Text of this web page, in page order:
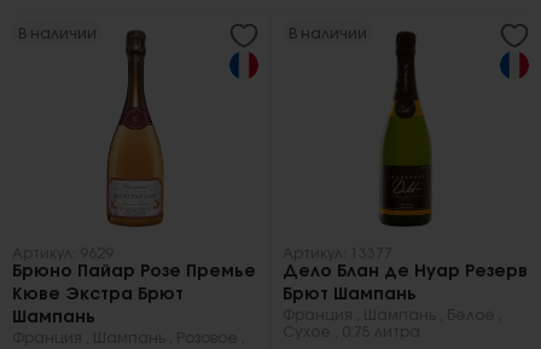
В наличии
Брюно Пайар Розе Премье
Кюве Экстра Брют
Шампань
В наличии
Дело Блан де Нуар Резерв
Брют Шампань